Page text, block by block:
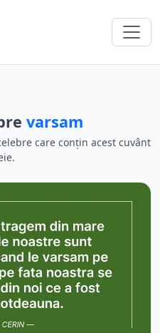
varsam
care conțin acest cuvânt